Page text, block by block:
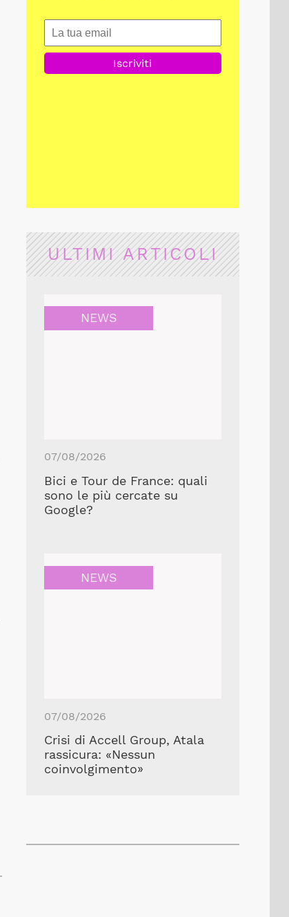
ULTIMI ARTICOLI
NEWS
07/08/2026
Bici e Tour de France: quali
sono le più cercate su
Google?
NEWS
07/08/2026
Crisi di Accell Group, Atala
rassicura: «Nessun
coinvolgimento»